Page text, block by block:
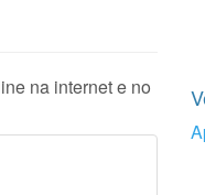
na internet e no